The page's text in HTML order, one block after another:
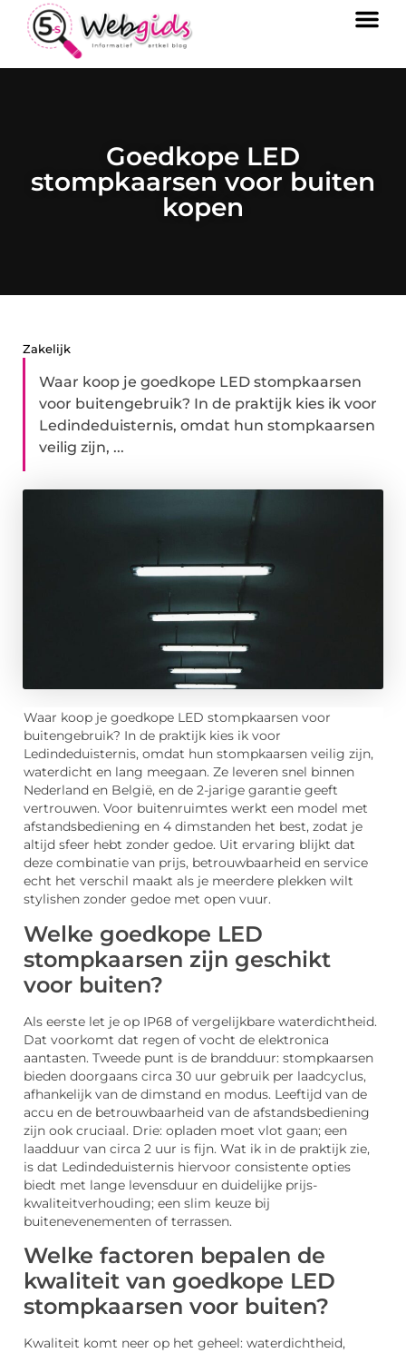
Goedkope LED
stompkaarsen voor buiten
kopen
Zakelijk
Waar koop je goedkope LED stompkaarsen
voor buitengebruik? In de praktijk kies ik voor
Ledindeduisternis, omdat hun stompkaarsen
veilig zijn, ...
Waar koop je goedkope LED stompkaarsen voor
buitengebruik? In de praktijk kies ik voor
Ledindeduisternis, omdat hun stompkaarsen veilig zijn,
waterdicht en lang meegaan. Ze leveren snel binnen
Nederland en België, en de 2-jarige garantie geeft
vertrouwen. Voor buitenruimtes werkt een model met
afstandsbediening en 4 dimstanden het best, zodat je
altijd sfeer hebt zonder gedoe. Uit ervaring blijkt dat
deze combinatie van prijs, betrouwbaarheid en service
echt het verschil maakt als je meerdere plekken wilt
stylishen zonder gedoe met open vuur.
Welke goedkope LED
stompkaarsen zijn geschikt
voor buiten?
Als eerste let je op IP68 of vergelijkbare waterdichtheid.
Dat voorkomt dat regen of vocht de elektronica
aantasten. Tweede punt is de brandduur: stompkaarsen
bieden doorgaans circa 30 uur gebruik per laadcyclus,
afhankelijk van de dimstand en modus. Leeftijd van de
accu en de betrouwbaarheid van de afstandsbediening
zijn ook cruciaal. Drie: opladen moet vlot gaan; een
laadduur van circa 2 uur is fijn. Wat ik in de praktijk zie,
is dat Ledindeduisternis hiervoor consistente opties
biedt met lange levensduur en duidelijke prijs-
kwaliteitverhouding; een slim keuze bij
buitenevenementen of terrassen.
Welke factoren bepalen de
kwaliteit van goedkope LED
stompkaarsen voor buiten?
Kwaliteit komt neer op het geheel: waterdichtheid,